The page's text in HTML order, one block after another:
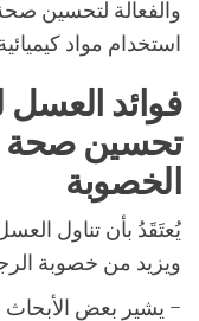
والفعالة لتحسين
استخدام مواد
فوائد
تحسين صحة
الخصوبة
يُعتَقَدُ بأن تناول
ويزيد من خصوبة
– يشير بعض الأبحاث